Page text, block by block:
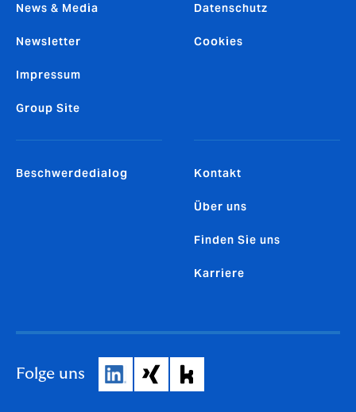
News & Media
Newsletter
Impressum
Group Site
Datenschutz
Cookies
Beschwerdedialog Kontakt
Über uns
Finden Sie uns
Karriere
Folge uns